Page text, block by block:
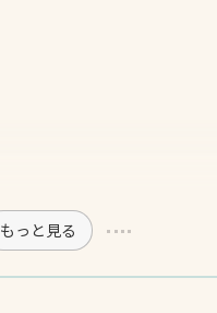
もっと見る